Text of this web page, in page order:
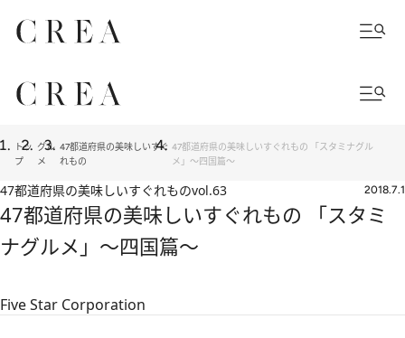
トッ
プ
グル
メ
47都道府県の美味しいすぐ
れもの
47都道府県の美味しいすぐれもの 「スタミナグル
メ」～四国篇～
47都道府県の美味しいすぐれものvol.63 2018.7.1
47都道府県の美味しいすぐれもの 「スタミ
ナグルメ」～四国篇～
Five Star Corporation